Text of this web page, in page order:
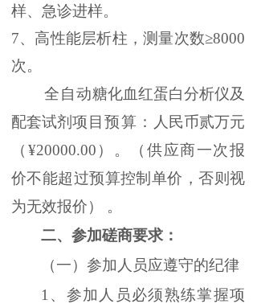
样、急诊进样。
7、 高性能层析柱，测量次数≥8000
次。
全自动糖化血红蛋白分析仪及
配套试剂项目预算： 人民币贰万元
（ ¥20000.00）。（供应商一次报
价不能超过预算控制单价，否则视
为无效报价）
。
二、参加磋商要求：
（一）参加 人员应遵守的纪律
1、参加 人员必须熟练掌握项